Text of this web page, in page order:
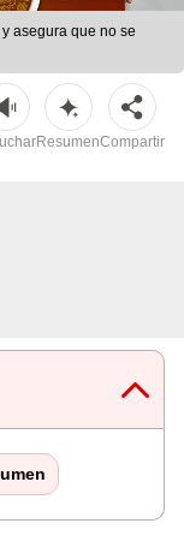
asegura que no se
ResumenCompartir